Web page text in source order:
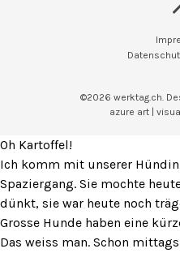
©2026 werktag.ch.
azure art |
Oh Kartoffel!
Ich komm mit unserer
Spaziergang. Sie mochte
dünkt, sie war heute noch
Grosse Hunde haben eine
Das weiss man. Schon